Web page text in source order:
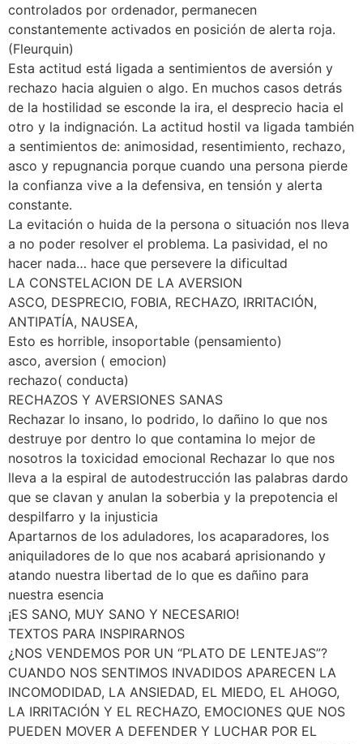
controlados por ordenador, permanecen
constantemente activados en posición de alerta roja.
(Fleurquin)
Esta actitud está ligada a sentimientos de aversión y
rechazo hacia alguien o algo. En muchos casos detrás
de la hostilidad se esconde la ira, el desprecio hacia el
otro y la indignación. La actitud hostil va ligada también
a sentimientos de: animosidad, resentimiento, rechazo,
asco y repugnancia porque cuando una persona pierde
la confianza vive a la defensiva, en tensión y alerta
constante.
La evitación o huida de la persona o situación nos lleva
a no poder resolver el problema. La pasividad, el no
hacer nada… hace que persevere la dificultad
LA CONSTELACION DE LA AVERSION
ASCO, DESPRECIO, FOBIA, RECHAZO, IRRITACIÓN,
ANTIPATÍA, NAUSEA,
Esto es horrible, insoportable (pensamiento)
asco, aversion ( emocion)
rechazo( conducta)
RECHAZOS Y AVERSIONES SANAS
Rechazar lo insano, lo podrido, lo dañino lo que nos
destruye por dentro lo que contamina lo mejor de
nosotros la toxicidad emocional Rechazar lo que nos
lleva a la espiral de autodestrucción las palabras dardo
que se clavan y anulan la soberbia y la prepotencia el
despilfarro y la injusticia
Apartarnos de los aduladores, los acaparadores, los
aniquiladores de lo que nos acabará aprisionando y
atando nuestra libertad de lo que es dañino para
nuestra esencia
¡ES SANO, MUY SANO Y NECESARIO!
TEXTOS PARA INSPIRARNOS
¿NOS VENDEMOS POR UN “PLATO DE LENTEJAS”?
CUANDO NOS SENTIMOS INVADIDOS APARECEN LA
INCOMODIDAD, LA ANSIEDAD, EL MIEDO, EL AHOGO,
LA IRRITACIÓN Y EL RECHAZO, EMOCIONES QUE NOS
PUEDEN MOVER A DEFENDER Y LUCHAR POR EL